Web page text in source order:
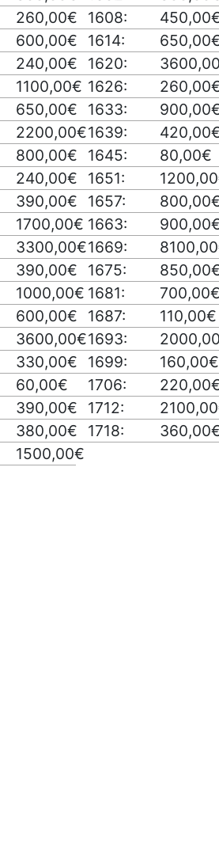
260,00€ 1608:
600,00€ 1614:
240,00€ 1620:
1100,00€ 1626:
650,00€ 1633:
2200,00€1639:
800,00€ 1645: 80,00€
240,00€ 1651:
390,00€ 1657:
1700,00€ 1663:
3300,00€1669:
390,00€ 1675:
1000,00€ 1681: 700,00€
600,00€ 1687: 110,00€
3600,00€1693:
330,00€ 1699: 160,00€
60,00€ 1706:
390,00€ 1712:
380,00€ 1718:
1500,00€